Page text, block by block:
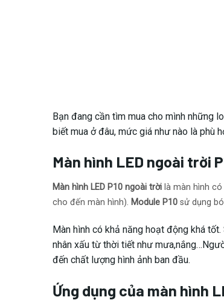
Bạn đang cần tìm mua cho mình những
biết mua ở đâu, mức giá như nào là phù
Màn hình LED ngoài trời
Màn hình LED P10 ngoài trời là màn hình
cho đến màn hình). Module P10 sử dụng
Màn hình có khả năng hoạt động khá
nhân xấu từ thời tiết như
đến chất lượng hình ảnh ban đầu.
Ứng dụng của màn hình